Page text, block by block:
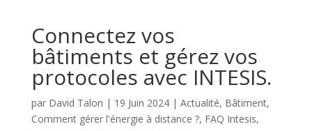
Connectez vos
bâtiments et gérez vos
protocoles avec INTESIS.
par David Talon | 19 Juin 2024| Actualité, Bâtiment,
Comment gérer l'énergie à distance ?, FAQ Intesis,